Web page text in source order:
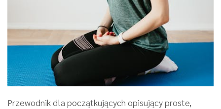
Przewodnik dla początkujących opisujący proste,